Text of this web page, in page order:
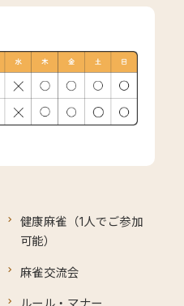
健康麻雀（1人でご参加
可能）
麻雀交流会